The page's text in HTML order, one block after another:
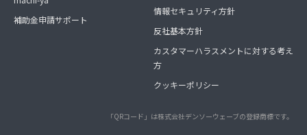
補助金申請サポート
情報セキュリティ方針
反社基本方針
カスタマーハラスメントに対する考え
方
クッキーポリシー
「QRコード」は株式会社デンソーウェーブの登録商標です。